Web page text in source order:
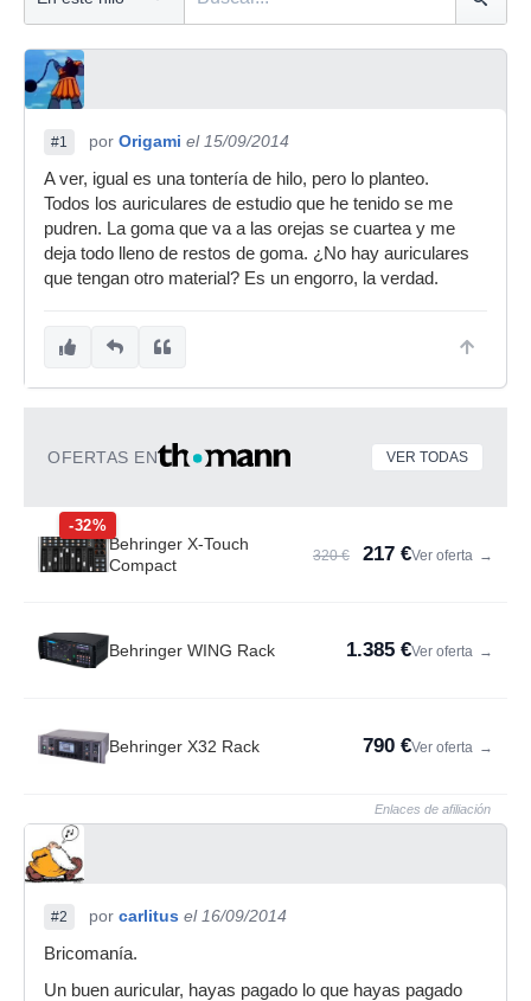
#1 por Origami el 15/09/2014
A ver, igual es una tontería de hilo, pero lo planteo.
Todos los auriculares de estudio que he tenido se me
pudren. La goma que va a las orejas se cuartea y me
deja todo lleno de restos de goma. ¿No hay auriculares
que tengan otro material? Es un engorro, la verdad.
OFERTAS EN VER TODAS
-32%
Behringer X-Touch
Compact
320 € 217 €Ver oferta →
Behringer WING Rack 1.385 €Ver oferta →
Behringer X32 Rack 790 €Ver oferta →
Enlaces de afiliación
#2 por carlitus el 16/09/2014
Bricomanía.
Un buen auricular, hayas pagado lo que hayas pagado